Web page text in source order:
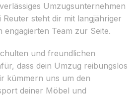
Umzugsunternehmen
steht dir mit langjähriger
engagierten Team zur Seite.
und freundlichen
dass dein Umzug reibungslos
kümmern uns um den
deiner Möbel und